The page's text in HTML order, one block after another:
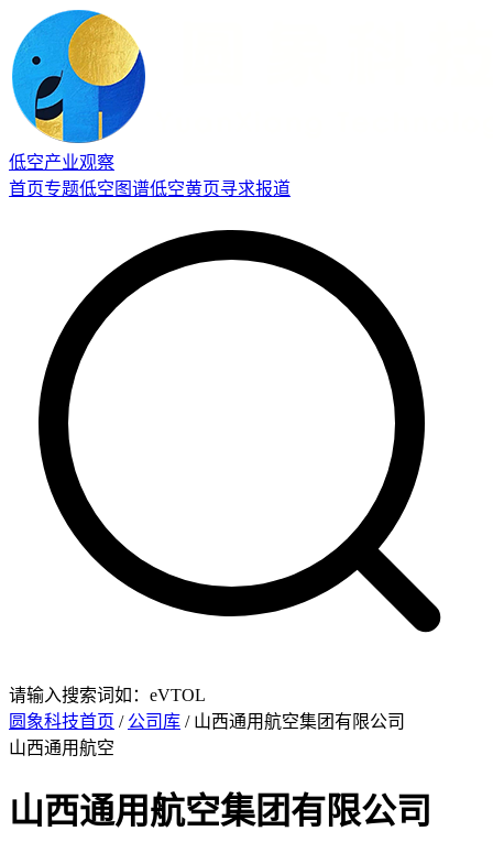
低空产业观察
首页专题低空图谱低空黄页寻求报道
请输入搜索词如：eVTOL
圆象科技首页 / 公司库 / 山西通用航空集团有限公司
山西通用航空
山西通用航空集团有限公司